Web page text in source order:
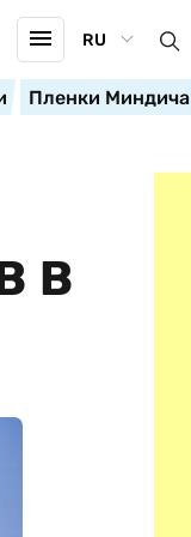
RU
Пленки Миндича
В